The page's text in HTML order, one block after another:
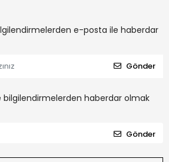
e-posta ile haberdar
Gönder
bilgilendirmelerden haberdar olmak
Gönder